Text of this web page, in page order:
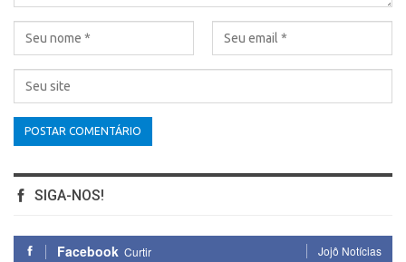
SIGA-NOS!
Facebook Curtir Jojô Notícias